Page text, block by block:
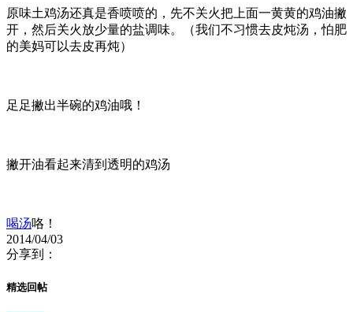
原味土鸡汤还真是香喷喷的，先不关火把上面一黄黄的鸡油撇
开，然后关火放少量的盐调味。（我们不习惯去皮炖汤，怕肥
的美妈可以去皮再炖）
足足撇出半碗的鸡油哦！
撇开油看起来清到透明的鸡汤
喝汤咯！
2014/04/03
分享到：
精选回帖